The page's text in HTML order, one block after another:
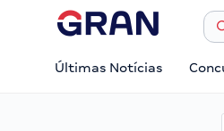
Últimas Notícias